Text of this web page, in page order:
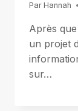
Par Hannah
Après
un projet
sur…